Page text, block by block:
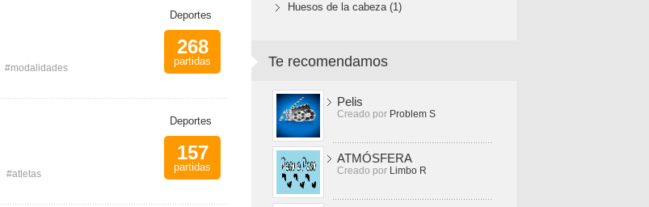
#modalidades
Deportes
268
partidas
#atletas
Deportes
157
partidas
Huesos de la cabeza (1)
Te recomendamos
Pelis
Creado por Problem S
ATMÓSFERA
Creado por Limbo R